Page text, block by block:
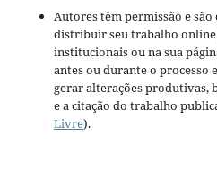
Autores têm permissão e
distribuir seu trabalho
institucionais ou na sua
antes ou durante o processo
gerar alterações produtivas,
e a citação do trabalho
Livre).